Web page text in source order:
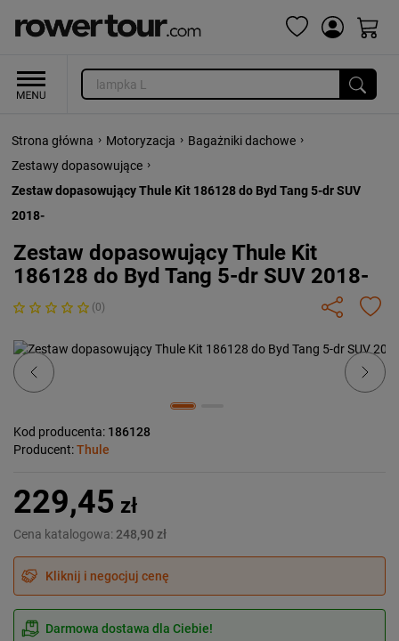
Strona główna › Motoryzacja › Bagażniki dachowe ›
Zestawy dopasowujące ›
Zestaw dopasowujący Thule Kit 186128 do Byd Tang 5-dr SUV
2018-
Zestaw dopasowujący Thule Kit
186128 do Byd Tang 5-dr SUV 2018-
(0)
Previous Next
Kod producenta: 186128
Producent:Thule
229,45 zł
Cena katalogowa: 248,90 zł
Kliknij i negocjuj cenę
Darmowa dostawa dla Ciebie!